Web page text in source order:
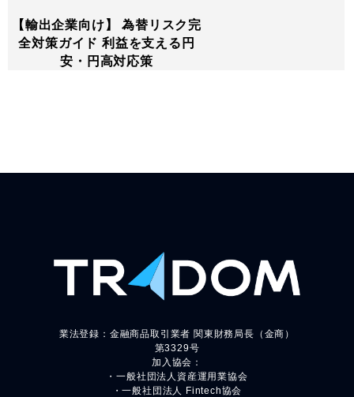
【輸出企業向け】 為替リスク完
全対策ガイド 利益を支える円
安・円高対応策
業法登録：金融商品取引業者 関東財務局長（金商）
第3329号
加入協会：
・一般社団法人資産運用業協会
・一般社団法人 Fintech協会